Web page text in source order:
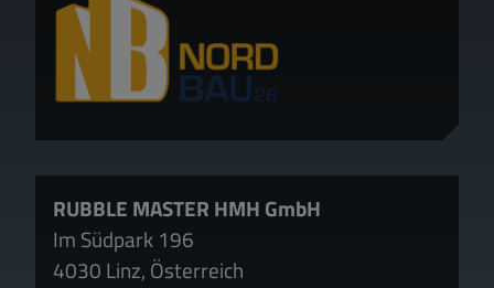
RUBBLE MASTER HMH GmbH
Im Südpark 196
4030 Linz, Österreich